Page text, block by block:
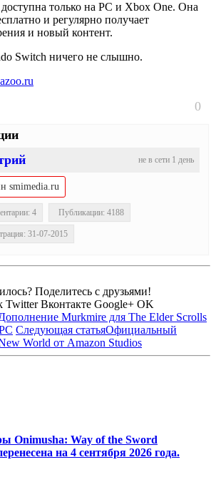
доступна только на PC и Xbox One. Она
и регулярно получает
и новый контент.
Switch ничего не слышно.
0
не в сети 1 день
smimedia.ru
4 Публикации: 4188
31-07-2015
Поделитесь с друзьями!
Twitter Вконтакте Google+ OK
Murkmire для The Elder Scrolls
Следующая статьяОфициальный
World от Amazon Studios
Onimusha: Way of the Sword
на 4 сентября 2026 года.